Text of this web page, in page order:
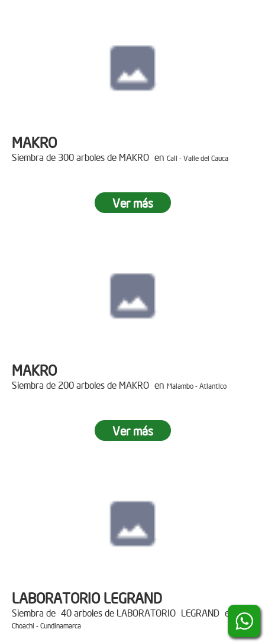
MAKRO
Siembra de 300 arboles de MAKRO en Cali - Valle del Cauca
Ver más
MAKRO
Siembra de 200 arboles de MAKRO en Malambo - Atlantico
Ver más
LABORATORIO LEGRAND
Siembra de 40 arboles de LABORATORIO LEGRAND en
Choachi - Cundinamarca